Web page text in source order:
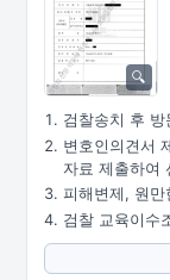
검찰송치 후 방
변호인의견서
자료 제출하여
피해변제, 원만
검찰 교육이수